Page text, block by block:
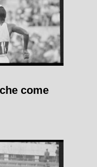
come